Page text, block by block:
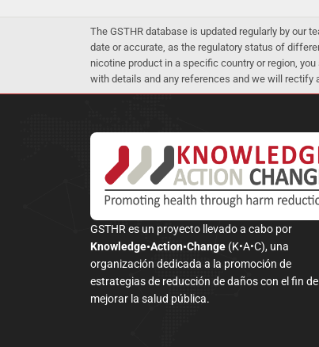
The GSTHR database is updated regularly by our
date or accurate, as the regulatory status of
nicotine product in a specific country or region,
with details and any references and we will rectify
GSTHR es un proyecto llevado a cabo por
Knowledge•Action•Change (K•A•C), una
organización dedicada a la promoción de
estrategias de reducción de daños con el fin de
mejorar la salud pública.